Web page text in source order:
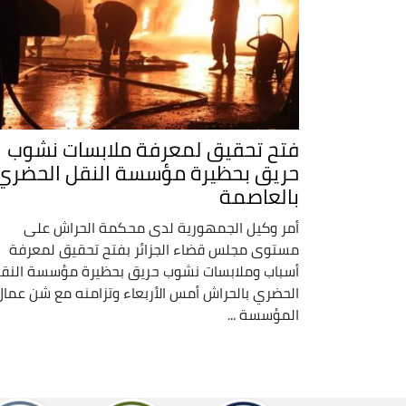
فتح تحقيق لمعرفة ملابسات نشوب
حريق بحظيرة مؤسسة النقل
بالعاصمة
أمر وكيل الجمهورية لدى محكمة الحراش على
مستوى مجلس قضاء الجزائر بفتح تحقيق لمعرفة
أسباب وملابسات نشوب حريق بحظيرة مؤسسة
الحضري بالحراش أمس الأربعاء وتزامنه مع شن
المؤسسة ...